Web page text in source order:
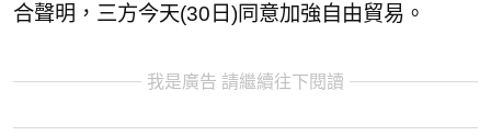
合聲明，三方今天(30日)同意加強自由貿易。
我是廣告 請繼續往下閱讀